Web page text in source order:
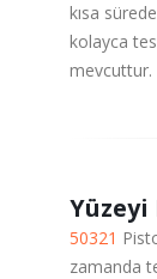
kısa
kolayca
mevcuttur.
50321
zamanda